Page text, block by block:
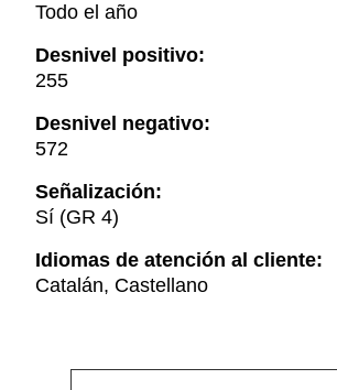
Todo el año
Desnivel positivo:
255
Desnivel negativo:
572
Señalización:
Sí (GR 4)
Idiomas de atención al cliente:
Catalán, Castellano